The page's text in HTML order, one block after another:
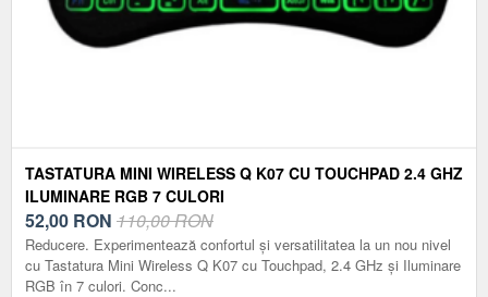
TASTATURA MINI WIRELESS Q K07 CU TOUCHPAD 2.4 GHZ
ILUMINARE RGB 7 CULORI
52,00 RON 110,00 RON
Reducere. Experimentează confortul și versatilitatea la un nou nivel
cu Tastatura Mini Wireless Q K07 cu Touchpad, 2.4 GHz și Iluminare
RGB în 7 culori. Conc...